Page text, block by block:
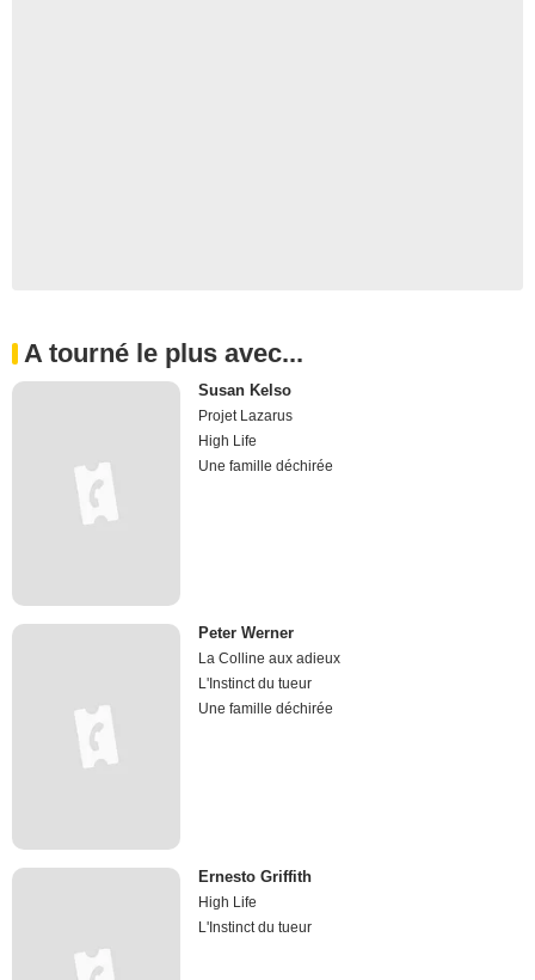
A tourné le plus avec...
Susan Kelso
Projet Lazarus
High Life
Une famille déchirée
Peter Werner
La Colline aux adieux
L'Instinct du tueur
Une famille déchirée
Ernesto Griffith
High Life
L'Instinct du tueur